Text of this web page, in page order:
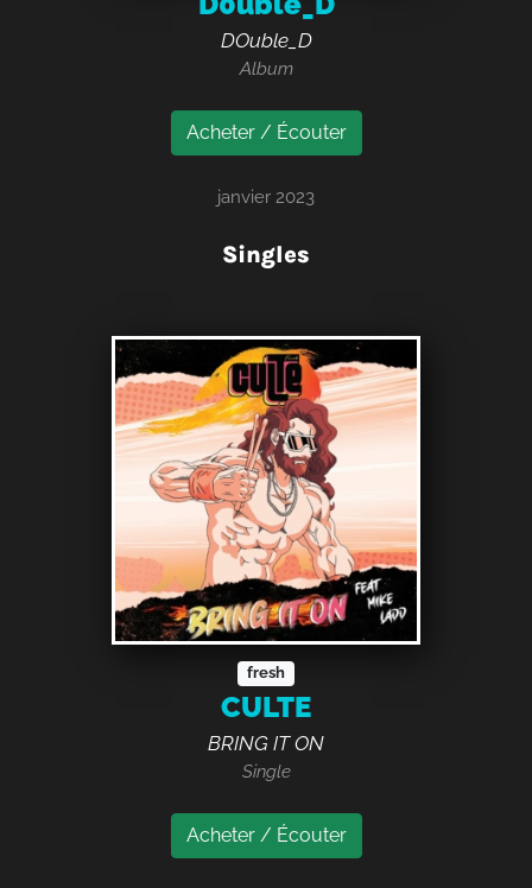
DOuble_D
Album
Acheter / Écouter
janvier 2023
Singles
fresh
CULTE
BRING IT ON
Single
Acheter / Écouter